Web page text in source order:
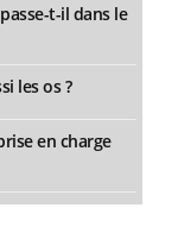
t-il dans le
les os ?
en charge